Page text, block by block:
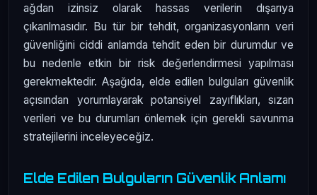
ağdan izinsiz olarak hassas verilerin dışarıya
çıkarılmasıdır. Bu tür bir tehdit, organizasyonların veri
güvenliğini ciddi anlamda tehdit eden bir durumdur ve
bu nedenle etkin bir risk değerlendirmesi yapılması
gerekmektedir. Aşağıda, elde edilen bulguları güvenlik
açısından yorumlayarak potansiyel zayıflıkları, sızan
verileri ve bu durumları önlemek için gerekli savunma
stratejilerini inceleyeceğiz.
Elde Edilen Bulguların Güvenlik Anlamı